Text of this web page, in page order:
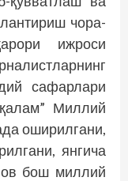
чора-
ижроси
сафарлари
Миллий
оширилгани,
янгича
бош миллий